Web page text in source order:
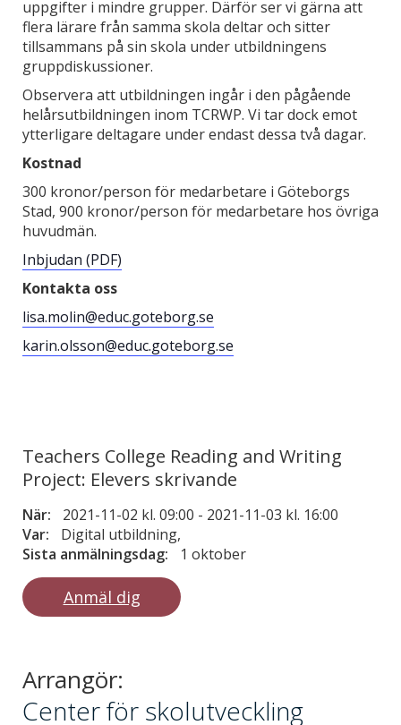
uppgifter i mindre grupper. Därför ser vi gärna att
flera lärare från samma skola deltar och sitter
tillsammans på sin skola under utbildningens
gruppdiskussioner.
Observera att utbildningen ingår i den pågående
helårsutbildningen inom TCRWP. Vi tar dock emot
ytterligare deltagare under endast dessa två dagar.
Kostnad
300 kronor/person för medarbetare i Göteborgs
Stad, 900 kronor/person för medarbetare hos övriga
huvudmän.
Inbjudan (PDF)
Kontakta oss
lisa.molin@educ.goteborg.se
karin.olsson@educ.goteborg.se
Teachers College Reading and Writing
Project: Elevers skrivande
När: 2021-11-02 kl. 09:00 - 2021-11-03 kl. 16:00
Var:
Digital utbildning,
Sista anmälningsdag:
1 oktober
Anmäl dig
Arrangör:
Center för skolutveckling